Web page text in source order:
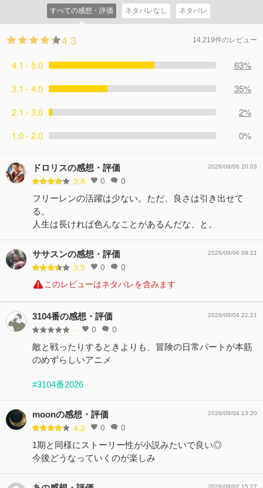
コメント103件拍手291回
は果たして…。そして次の都市に到着すると、フェルンは
シュタルクから意外な誘いを受ける。
コメント100件拍手237回
すべての感想・評価 ネタバレなし ネタバレ
4.3 14,219件のレビュー
4.1 - 5.0
63%
3.1 - 4.0
35%
2.1 - 3.0
2%
1.0 - 2.0
0%
ドロリスの感想・評価
3.8 0 0
2026/08/06 20:03
フリーレンの活躍は少ない。ただ、良さは引き出せて
る。
人生は長ければ色んなことがあるんだな、と。
ササスンの感想・評価
3.5 0 0
2026/08/06 09:21
このレビューはネタバレを含みます
3104番の感想・評価
- 0 0
2026/08/04 22:21
敵と戦ったりするときよりも、冒険の日常パートが本筋
のめずらしいアニメ
#3104番2026
moonの感想・評価
4.2 0 0
2026/08/04 13:20
1期と同様にストーリー性が小説みたいで良い◎
今後どうなっていくのが楽しみ
2026/08/02 15:27